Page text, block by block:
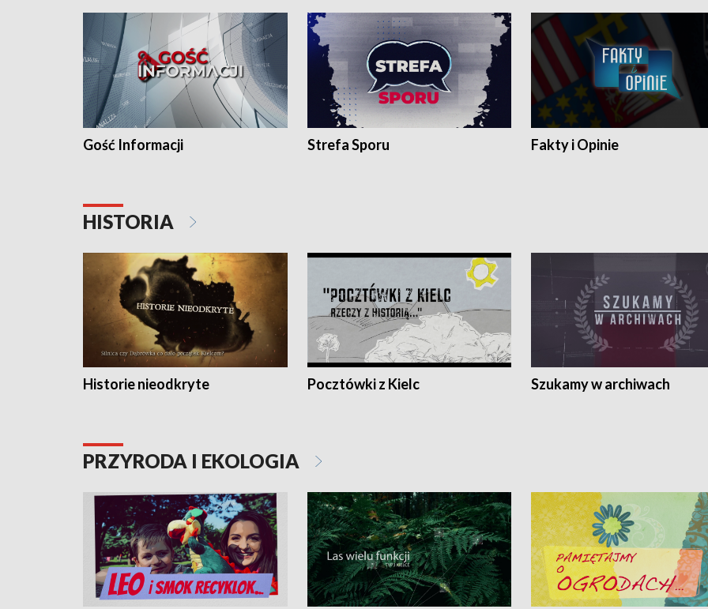
Gość Informacji Strefa Sporu Fakty i Opinie
HISTORIA
Historie nieodkryte Pocztówki z Kielc Szukamy w archiwach
PRZYRODA I EKOLOGIA